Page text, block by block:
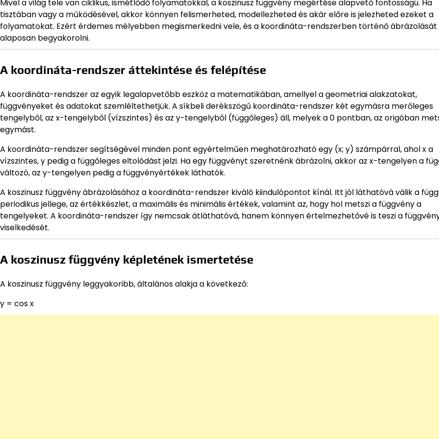
Mivel a világ tele van ciklikus, ismétlődő folyamatokkal, a koszinusz függvény megértése alapvető fontosságú. Ha
tisztában vagy a működésével, akkor könnyen felismerheted, modellezheted és akár előre is jelezheted ezeket a
folyamatokat. Ezért érdemes mélyebben megismerkedni vele, és a koordináta-rendszerben történő ábrázolását
alaposan begyakorolni.
A koordináta-rendszer áttekintése és felépítése
A koordináta-rendszer az egyik legalapvetőbb eszköz a matematikában, amellyel a geometriai alakzatokat,
függvényeket és adatokat szemléltethetjük. A síkbeli derékszögű koordináta-rendszer két egymásra merőleges
tengelyből, az x-tengelyből (vízszintes) és az y-tengelyből (függőleges) áll, melyek a 0 pontban, az origóban
egymást.
A koordináta-rendszer segítségével minden pont egyértelműen meghatározható egy (x; y) számpárral, ahol x a
vízszintes, y pedig a függőleges eltolódást jelzi. Ha egy függvényt szeretnénk ábrázolni, akkor az x-tengelyen a
változó, az y-tengelyen pedig a függvényértékek láthatók.
A koszinusz függvény ábrázolásához a koordináta-rendszer kiváló kiindulópontot kínál. Itt jól láthatóvá válik a
periodikus jellege, az értékkészlet, a maximális és minimális értékek, valamint az, hogy hol metszi a függvény a
tengelyeket. A koordináta-rendszer így nemcsak átláthatóvá, hanem könnyen értelmezhetővé is teszi a
viselkedését.
A koszinusz függvény képletének ismertetése
A koszinusz függvény leggyakoribb, általános alakja a következő:
y = cos x